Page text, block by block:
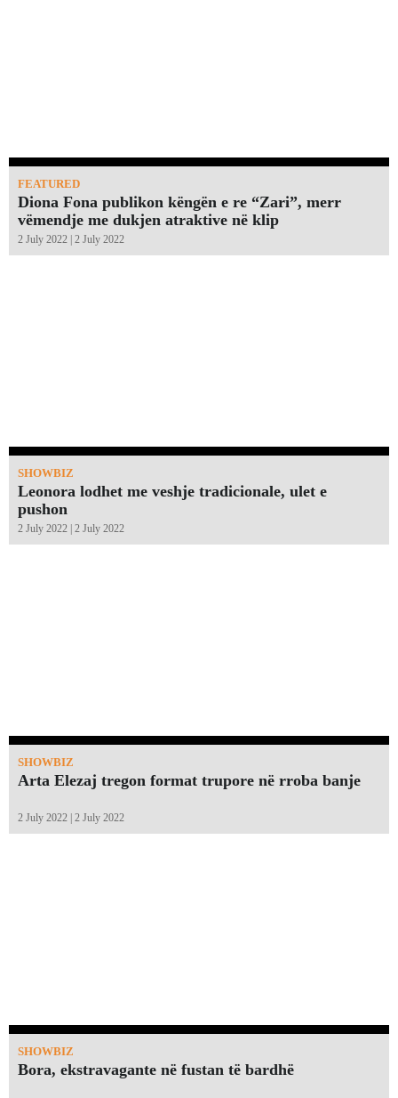
FEATURED
Diona Fona publikon këngën e re “Zari”, merr
vëmendje me dukjen atraktive në klip
2 July 2022 | 2 July 2022
SHOWBIZ
Leonora lodhet me veshje tradicionale, ulet e
pushon
2 July 2022 | 2 July 2022
SHOWBIZ
Arta Elezaj tregon format trupore në rroba banje
2 July 2022 | 2 July 2022
SHOWBIZ
Bora, ekstravagante në fustan të bardhë